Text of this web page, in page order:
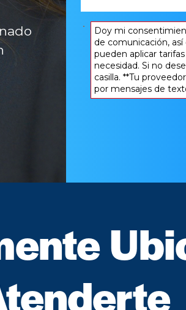
Consentir
Doy mi
de comunicación,
pueden aplicar
necesidad. Si no
casilla. **Tu
por mensajes de